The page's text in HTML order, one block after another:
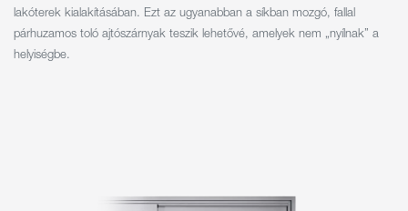
lakóterek kialakításában. Ezt az ugyanabban a síkban mozgó, fallal
párhuzamos toló ajtószárnyak teszik lehetővé, amelyek nem „nyílnak” a
helyiségbe.